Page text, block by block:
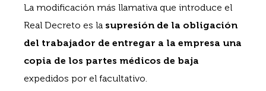
La modificación más llamativa que introduce el
Real Decreto es la supresión de la obligación
del trabajador de entregar a la empresa una
copia de los partes médicos de baja
expedidos por el facultativo.